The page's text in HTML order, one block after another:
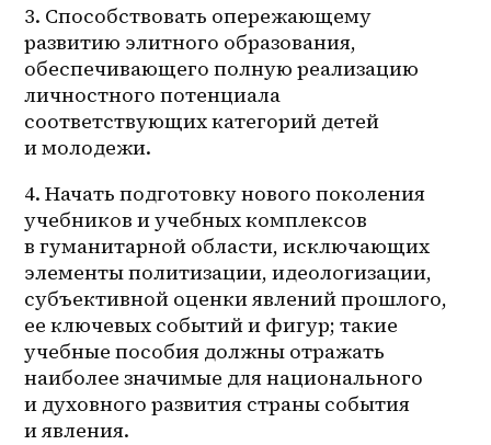
3. Способствовать опережающему
развитию элитного образования,
обеспечивающего полную реализацию
личностного потенциала
соответствующих категорий детей
и молодежи.
4. Начать подготовку нового поколения
учебников и учебных комплексов
в гуманитарной области, исключающих
элементы политизации, идеологизации,
субъективной оценки явлений прошлого,
ее ключевых событий и фигур; такие
учебные пособия должны отражать
наиболее значимые для национального
и духовного развития страны события
и явления.